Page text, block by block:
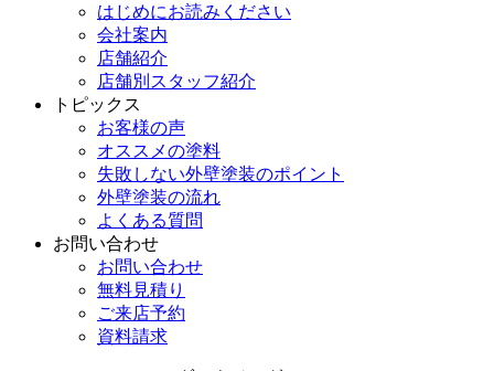
はじめにお読みください
会社案内
店舗紹介
店舗別スタッフ紹介
トピックス
お客様の声
オススメの塗料
失敗しない外壁塗装のポイント
外壁塗装の流れ
よくある質問
お問い合わせ
お問い合わせ
無料見積り
ご来店予約
資料請求